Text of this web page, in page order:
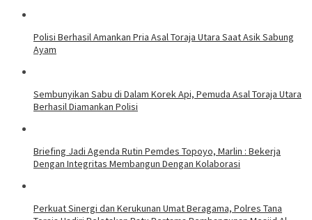
Polisi Berhasil Amankan Pria Asal Toraja Utara Saat Asik Sabung
Ayam
Sembunyikan Sabu di Dalam Korek Api, Pemuda Asal Toraja Utara
Berhasil Diamankan Polisi
Briefing Jadi Agenda Rutin Pemdes Topoyo, Marlin : Bekerja
Dengan Integritas Membangun Dengan Kolaborasi
Perkuat Sinergi dan Kerukunan Umat Beragama, Polres Tana